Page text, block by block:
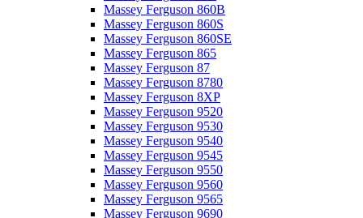
Massey Ferguson 860B
Massey Ferguson 860S
Massey Ferguson 860SE
Massey Ferguson 865
Massey Ferguson 87
Massey Ferguson 8780
Massey Ferguson 8XP
Massey Ferguson 9520
Massey Ferguson 9530
Massey Ferguson 9540
Massey Ferguson 9545
Massey Ferguson 9550
Massey Ferguson 9560
Massey Ferguson 9565
Massey Ferguson 9690